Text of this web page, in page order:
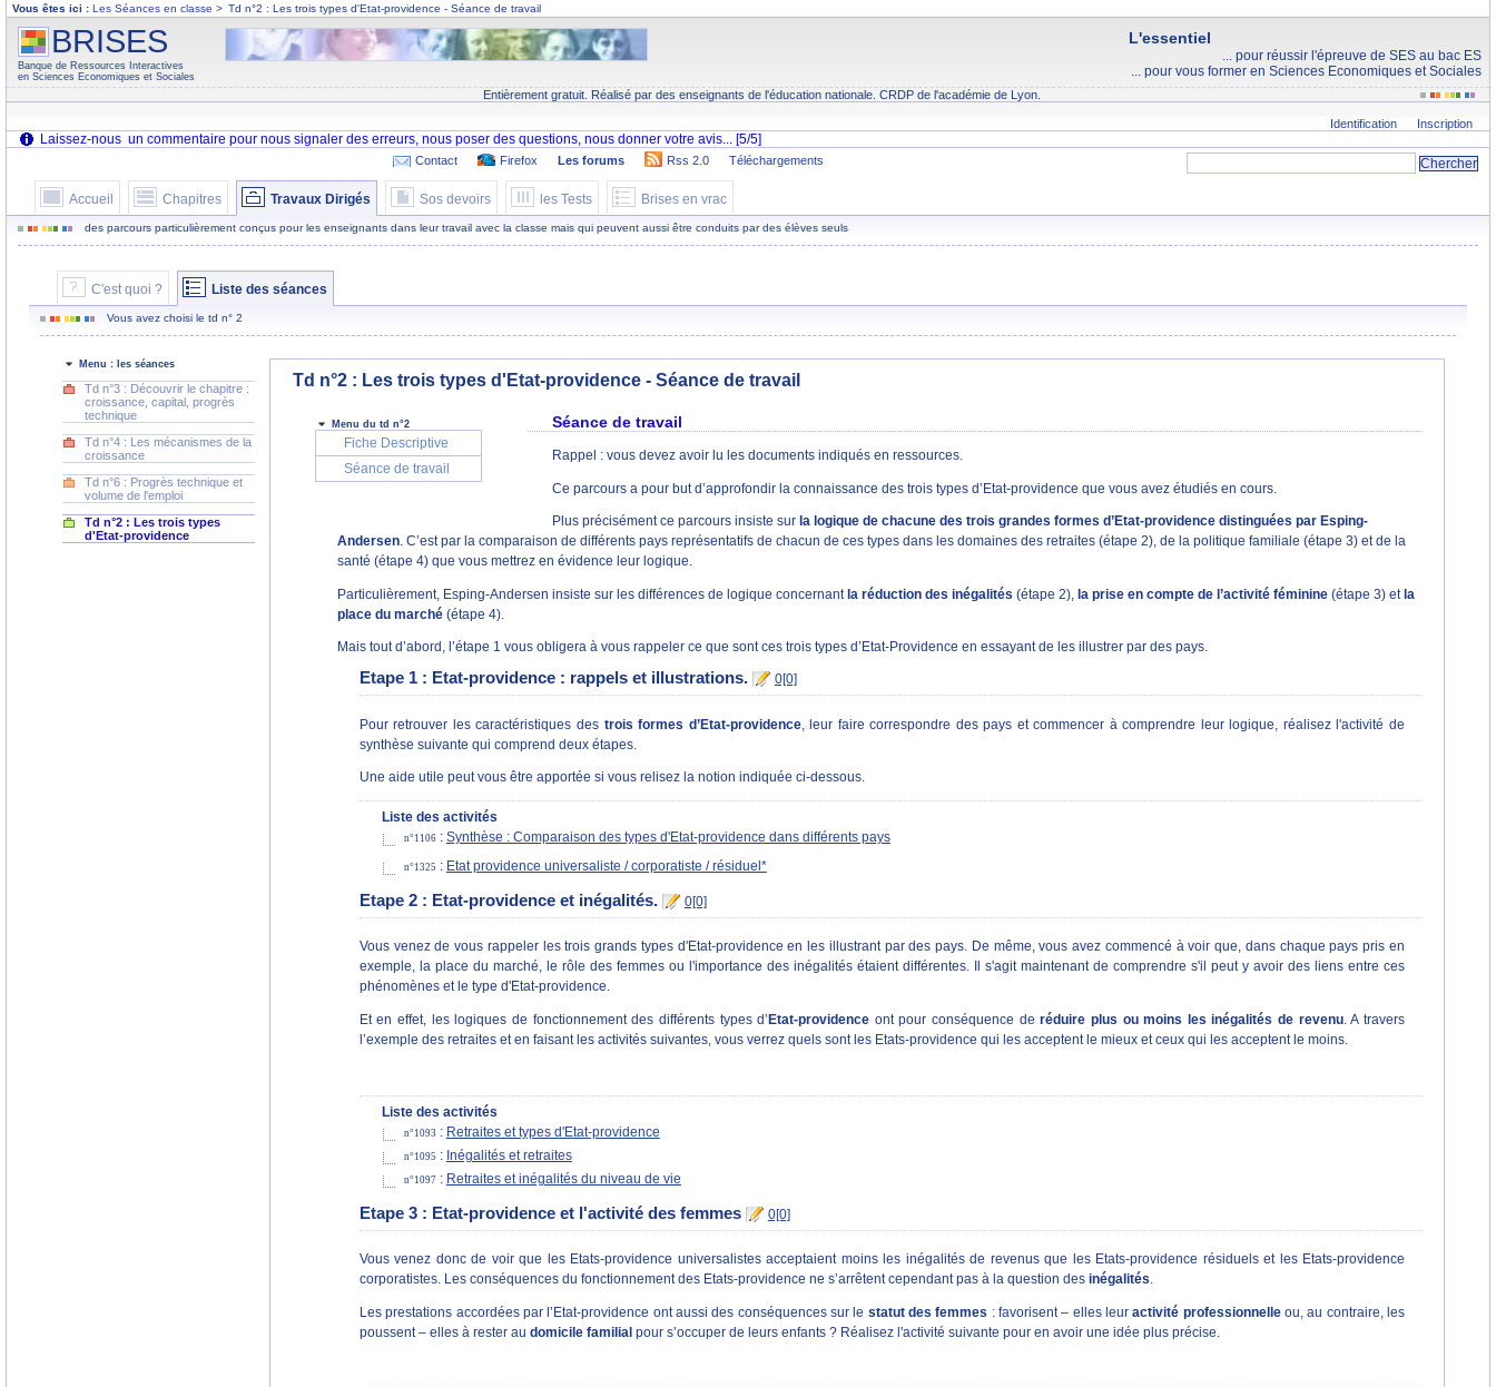
Vous êtes ici : Les Séances en classe > Td n°2 : Les trois types d'Etat-providence - Séance de travail
L'essentiel
... pour réussir l'épreuve de SES au bac ES
... pour vous former en Sciences Economiques et Sociales
BRISES
Banque de Ressources Interactives
en Sciences Economiques et Sociales
Entièrement gratuit. Réalisé par des enseignants de l'éducation nationale. CRDP de l'académie de Lyon.
Identification Inscription
Contact Firefox Les forums Rss 2.0 Téléchargements
Accueil Chapitres Travaux Dirigés Sos devoirs les Tests Brises en vrac
des parcours particulièrement conçus pour les enseignants dans leur travail avec la classe mais qui peuvent aussi être conduits par des élèves seuls
C'est quoi ? Liste des séances
Vous avez choisi le td n° 2
Menu : les séances
Td n°3 : Découvrir le chapitre :
croissance, capital, progrès
technique
Td n°4 : Les mécanismes de la
croissance
Td n°6 : Progrès technique et
volume de l'emploi
Td n°2 : Les trois types
d'Etat-providence
Td n°2 : Les trois types d'Etat-providence - Séance de travail
Menu du td n°2
Fiche Descriptive
Séance de travail
Séance de travail
Rappel : vous devez avoir lu les documents indiqués en ressources.
Ce parcours a pour but d’approfondir la connaissance des trois types d’Etat-providence que vous avez étudiés en cours.
Plus précisément ce parcours insiste surla logique de chacune des trois grandes formes d’Etat-providence distinguées par Esping-
Andersen. C’est par la comparaison de différents pays représentatifs de chacun de ces types dans les domaines des retraites (étape 2), de la politique familiale (étape 3) et de la
santé (étape 4) que vous mettrez en évidence leur logique.
Particulièrement, Esping-Andersen insiste sur les différences de logique concernant la réduction des inégalités (étape 2), la prise en compte de l’activité féminine(étape 3) et la
place du marché (étape 4).
Mais tout d’abord, l’étape 1 vous obligera à vous rappeler ce que sont ces trois types d’Etat-Providence en essayant de les illustrer par des pays.
Etape 1 : Etat-providence : rappels et illustrations. 0[0]
Pour retrouver les caractéristiques des trois formes d’Etat-providence, leur faire correspondre des pays et commencer à comprendre leur logique, réalisez l'activité de
synthèse suivante qui comprend deux étapes.
Une aide utile peut vous être apportée si vous relisez la notion indiquée ci-dessous.
Liste des activités
n°1106: Synthèse : Comparaison des types d'Etat-providence dans différents pays
n°1325 : Etat providence universaliste / corporatiste / résiduel*
Etape 2 : Etat-providence et inégalités. 0[0]
Vous venez de vous rappeler les trois grands types d'Etat-providence en les illustrant par des pays. De même, vous avez commencé à voir que, dans chaque pays pris en
exemple, la place du marché, le rôle des femmes ou l'importance des inégalités étaient différentes. Il s'agit maintenant de comprendre s'il peut y avoir des liens entre ces
phénomènes et le type d'Etat-providence.
Et en effet, les logiques de fonctionnement des différents types d’ Etat-providence ont pour conséquence deréduire plus ou moins les inégalités de revenu. A travers
l’exemple des retraites et en faisant les activités suivantes, vous verrez quels sont les Etats-providence qui les acceptent le mieux et ceux qui les acceptent le moins.
Liste des activités
n°1093 : Retraites et types d'Etat-providence
n°1095 : Inégalités et retraites
n°1097: Retraites et inégalités du niveau de vie
Etape 3 : Etat-providence et l'activité des femmes 0[0]
Vous venez donc de voir que les Etats-providence universalistes acceptaient moins les inégalités de revenus que les Etats-providence résiduels et les Etats-providence
corporatistes. Les conséquences du fonctionnement des Etats-providence ne s’arrêtent cependant pas à la question des inégalités
Les prestations accordées par l’Etat-providence ont aussi des conséquences sur le statut des femmes : favorisent – elles leuractivité professionnelleou, au contraire, les
poussent – elles à rester au domicile familial pour s’occuper de leurs enfants ? Réalisez l'activité suivante pour en avoir une idée plus précise.